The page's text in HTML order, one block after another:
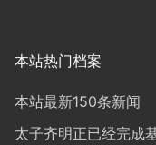
本站热门档案
本站最新150条新闻
太子齐明正已经完成